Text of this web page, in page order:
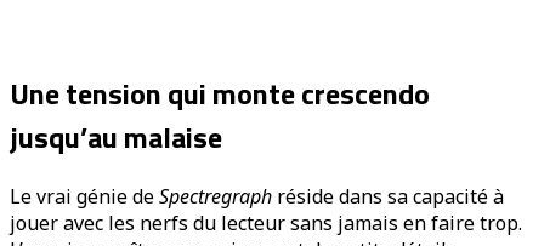
Une tension qui monte crescendo
jusqu’au malaise
Le vrai génie deSpectregraph réside dans sa capacité à
jouer avec les nerfs du lecteur sans jamais en faire trop.